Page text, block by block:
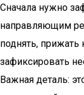
Сначала нужно
направляющим
поднять,
зафиксировать
Важная деталь: